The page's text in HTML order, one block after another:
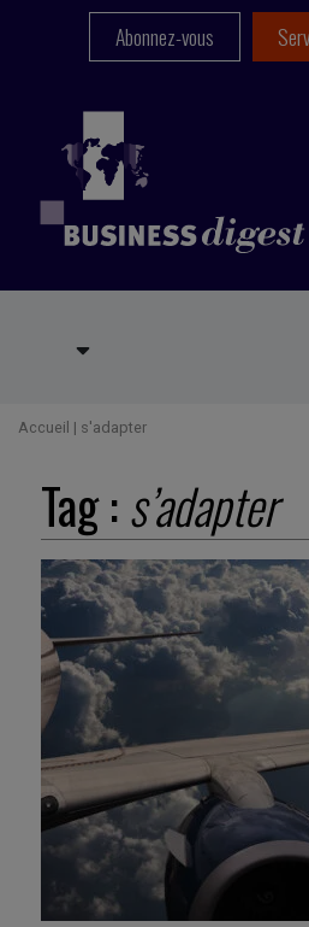
Abonnez-vous
Accueil | s'adapter
Tag :s’adapter